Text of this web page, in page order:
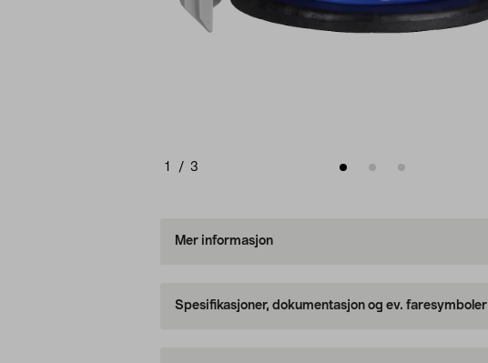
1 / 3
Mer informasjon
Spesifikasjoner, dokumentasjon og ev. faresymboler